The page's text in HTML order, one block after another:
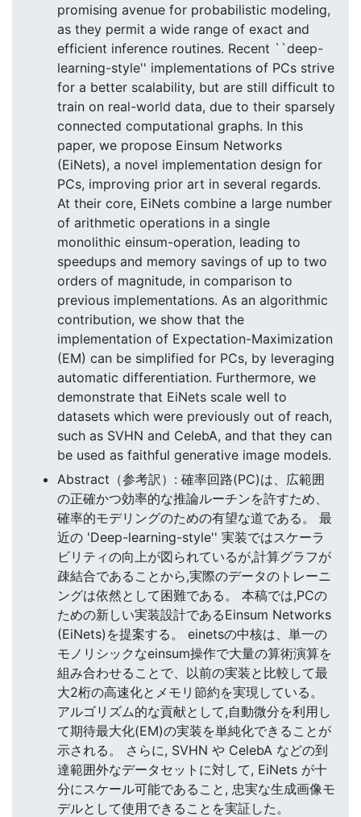
promising avenue for probabilistic modeling,
as they permit a wide range of exact and
efficient inference routines. Recent ``deep-
learning-style'' implementations of PCs strive
for a better scalability, but are still difficult to
train on real-world data, due to their sparsely
connected computational graphs. In this
paper, we propose Einsum Networks
(EiNets), a novel implementation design for
PCs, improving prior art in several regards.
At their core, EiNets combine a large number
of arithmetic operations in a single
monolithic einsum-operation, leading to
speedups and memory savings of up to two
orders of magnitude, in comparison to
previous implementations. As an algorithmic
contribution, we show that the
implementation of Expectation-Maximization
(EM) can be simplified for PCs, by leveraging
automatic differentiation. Furthermore, we
demonstrate that EiNets scale well to
datasets which were previously out of reach,
such as SVHN and CelebA, and that they can
be used as faithful generative image models.
Abstract（参考訳）: 確率回路(PC)は、広範囲
の正確かつ効率的な推論ルーチンを許すため、
確率的モデリングのための有望な道である。 最
近の 'Deep-learning-style'' 実装ではスケーラ
ビリティの向上が図られているが,計算グラフが
疎結合であることから,実際のデータのトレーニ
ングは依然として困難である。 本稿では,PCの
ための新しい実装設計であるEinsum Networks
(EiNets)を提案する。 einetsの中核は、単一の
モノリシックなeinsum操作で大量の算術演算を
組み合わせることで、以前の実装と比較して最
大2桁の高速化とメモリ節約を実現している。
アルゴリズム的な貢献として,自動微分を利用し
て期待最大化(EM)の実装を単純化できることが
示される。 さらに, SVHN や CelebA などの到
達範囲外なデータセットに対して, EiNets が十
分にスケール可能であること, 忠実な生成画像モ
デルとして使用できることを実証した。